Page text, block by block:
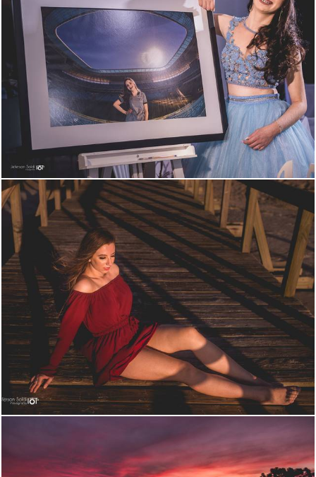
1678 137
2183 57